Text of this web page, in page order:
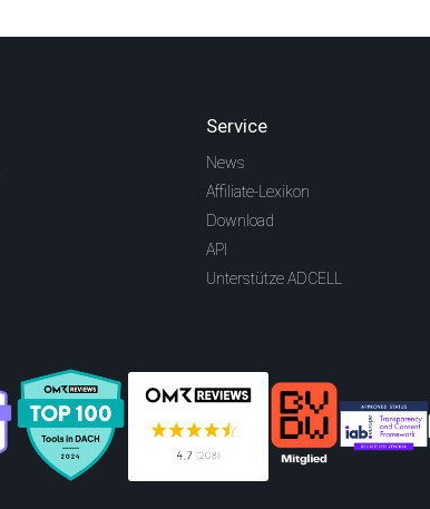
Service
News
Affiliate-Lexikon
Download
API
Unterstütze ADCELL